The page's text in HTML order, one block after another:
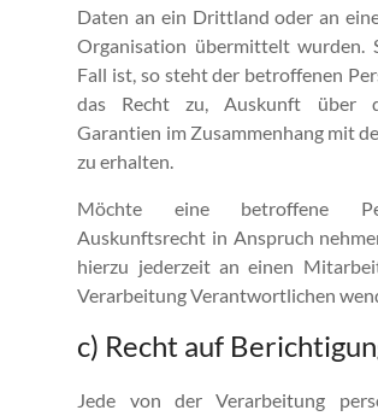
Daten an ein Drittland oder an
Organisation übermittelt wurden.
Fall ist, so steht der betroffenen
das Recht zu, Auskunft über
Garantien im Zusammenhang mit
zu erhalten.
Möchte eine betroffene
Auskunftsrecht in Anspruch
hierzu jederzeit an einen
Verarbeitung Verantwortlichen
c) Recht auf
Jede von der Verarbeitung